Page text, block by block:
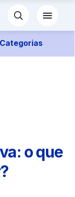
Categorias
o que